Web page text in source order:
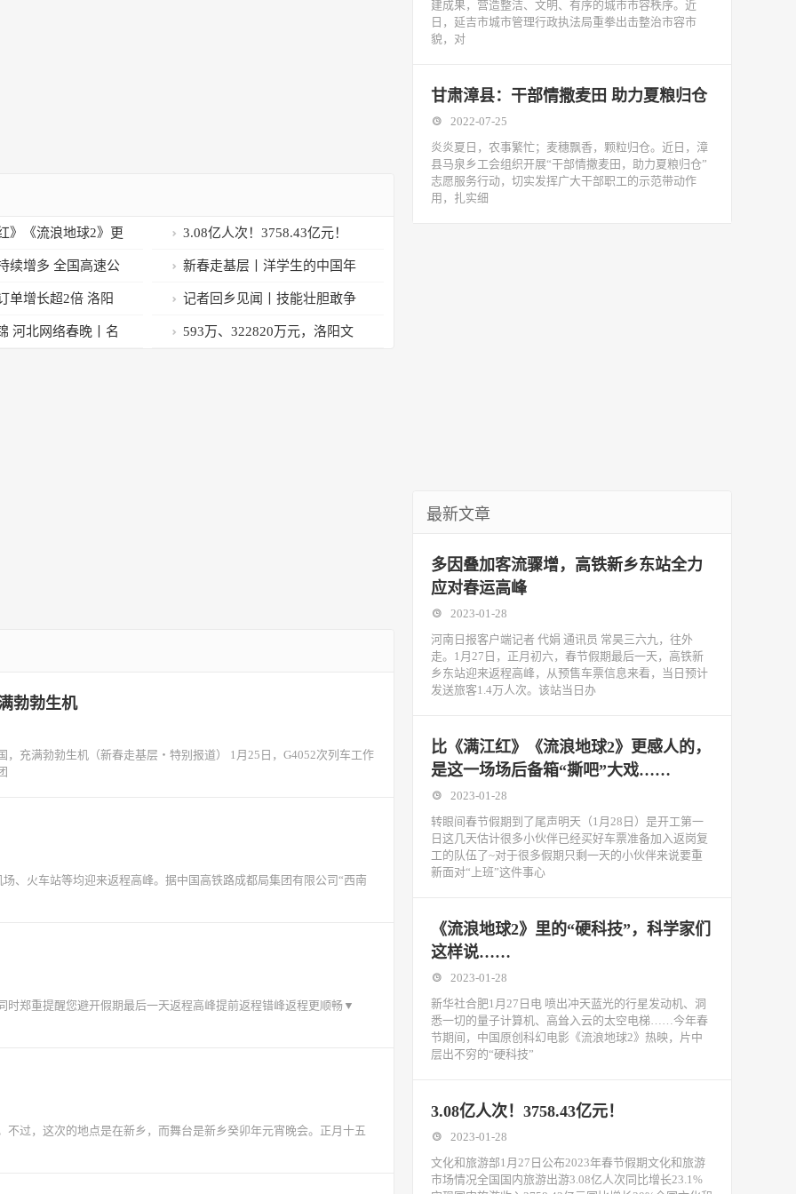
》《流浪地球2》更
一场场后备箱“撕
3.08亿人次！3758.43亿元！
续增多 全国高速公
运行
新春走基层丨洋学生的中国年
单增长超2倍 洛阳
人气城市
记者回乡见闻丨技能壮胆敢争
先
河北网络春晚丨名 593万、322820万元，洛阳文
勃勃生机
充满勃勃生机（新春走基层・特别报道） 1月25日，G4052次列车工作
、火车站等均迎来返程高峰。据中国高铁路成都局集团有限公司“西南
郑重提醒您避开假期最后一天返程高峰提前返程错峰返程更顺畅▼
过，这次的地点是在新乡，而舞台是新乡癸卯年元宵晚会。正月十五
建成果，营造整洁、文明、有序的城市市容秩序。近
日，延吉市城市管理行政执法局重拳出击整治市容市
貌，对
甘肃漳县：干部情撒麦田 助力夏粮归仓
2022-07-25
炎炎夏日，农事繁忙；麦穗飘香，颗粒归仓。近日，漳
县马泉乡工会组织开展“干部情撒麦田，助力夏粮归仓”
志愿服务行动，切实发挥广大干部职工的示范带动作
用，扎实细
最新文章
多因叠加客流骤增，高铁新乡东站全力
应对春运高峰
2023-01-28
河南日报客户端记者 代娟 通讯员 常昊三六九，往外
走。1月27日，正月初六，春节假期最后一天，高铁新
乡东站迎来返程高峰，从预售车票信息来看，当日预计
发送旅客1.4万人次。该站当日办
比《满江红》《流浪地球2》更感人的，
是这一场场后备箱“撕吧”大戏……
2023-01-28
转眼间春节假期到了尾声明天（1月28日）是开工第一
日这几天估计很多小伙伴已经买好车票准备加入返岗复
工的队伍了~对于很多假期只剩一天的小伙伴来说要重
新面对“上班”这件事心
《流浪地球2》里的“硬科技”，科学家们
这样说……
2023-01-28
新华社合肥1月27日电 喷出冲天蓝光的行星发动机、洞
悉一切的量子计算机、高耸入云的太空电梯……今年春
节期间，中国原创科幻电影《流浪地球2》热映，片中
层出不穷的“硬科技”
3.08亿人次！3758.43亿元！
2023-01-28
文化和旅游部1月27日公布2023年春节假期文化和旅游
市场情况全国国内旅游出游3.08亿人次同比增长23.1%